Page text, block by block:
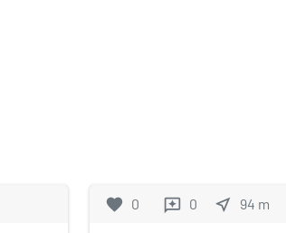
favorite 0 reviews 0 near_me 94 m